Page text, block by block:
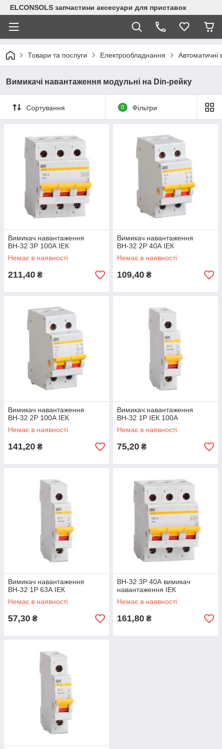
ELCONSOLS запчастини аксесуари для приставок
Товари та послуги Електрообладнання Автоматичні
Вимикачі навантаження модульні на Din-рейку
Сортування 0 Фільтри
Вимикач навантаження
ВН-32 3Р 100А ІЕК
Немає в наявності
211,40 ₴
Вимикач навантаження
ВН-32 2Р 40А ІЕК
Немає в наявності
109,40 ₴
Вимикач навантаження
ВН-32 2Р 100А ІЕК
Немає в наявності
141,20 ₴
Вимикач навантаження
ВН-32 1Р ІЕК 100А
Немає в наявності
75,20 ₴
Вимикач навантаження
ВН-32 1Р 63А ІЕК
Немає в наявності
57,30 ₴
ВН-32 3Р 40А вимикач
навантаження ІЕК
Немає в наявності
161,80 ₴